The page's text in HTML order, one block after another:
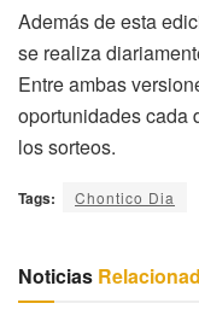
Además de esta
se realiza
Entre ambas
oportunidades cada
los sorteos.
Tags: Chontico Dia
Noticias